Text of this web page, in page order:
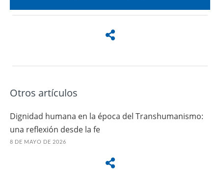
Otros artículos
Dignidad humana en la época del Transhumanismo:
una reflexión desde la fe
8 DE MAYO DE 2026